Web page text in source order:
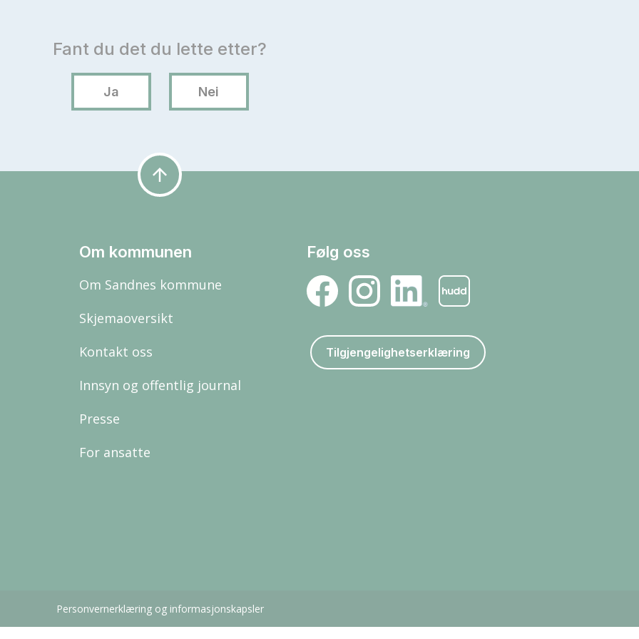
arrow_upward
Om kommunen
Om Sandnes kommune
Skjemaoversikt
Kontakt oss
Innsyn og offentlig journal
Presse
For ansatte
Følg oss
Tilgjengelighetserklæring
Personvernerklæring og informasjonskapsler